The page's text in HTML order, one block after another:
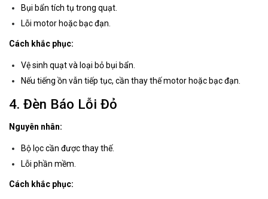
Bụi bẩn tích tụ trong quạt.
Lỗi motor hoặc bạc đạn.
Cách khắc phục:
Vệ sinh quạt và loại bỏ bụi bẩn.
Nếu tiếng ồn vẫn tiếp tục, cần thay thế motor hoặc bạc đạn.
4. Đèn Báo Lỗi Đỏ
Nguyên nhân:
Bộ lọc cần được thay thế.
Lỗi phần mềm.
Cách khắc phục: